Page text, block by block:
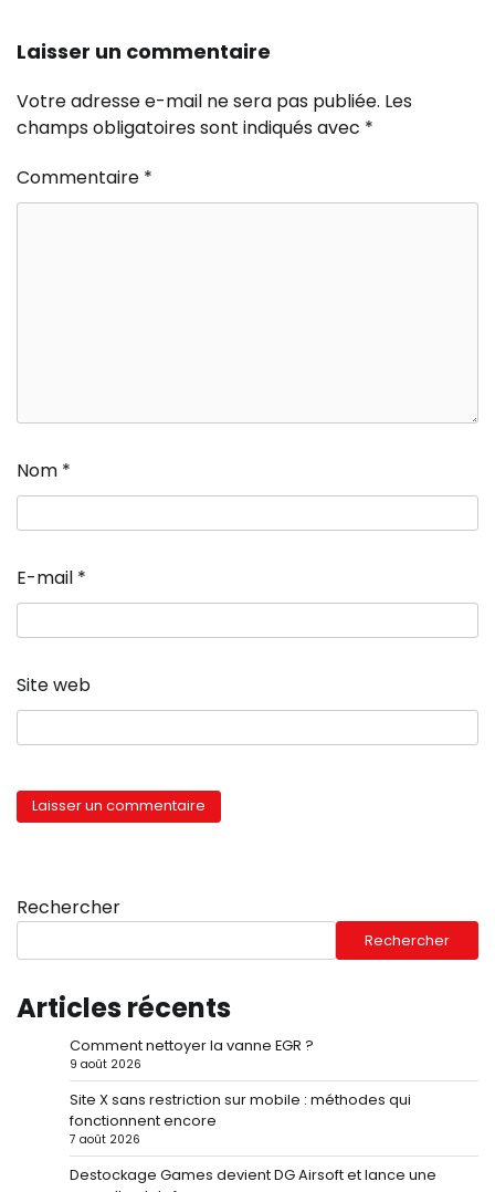
Laisser un commentaire
Votre adresse e-mail ne sera pas publiée. Les
champs obligatoires sont indiqués avec *
Commentaire *
Nom *
E-mail *
Site web
Rechercher
Rechercher
Articles récents
Comment nettoyer la vanne EGR ?
9 août 2026
Site X sans restriction sur mobile : méthodes qui
fonctionnent encore
7 août 2026
Destockage Games devient DG Airsoft et lance une